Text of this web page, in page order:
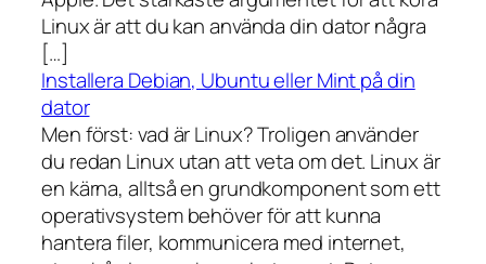
Linux är att du kan använda din dator några
[…]
Installera Debian, Ubuntu eller Mint på din
dator
Men först: vad är Linux? Troligen använder
du redan Linux utan att veta om det. Linux är
en kärna, alltså en grundkomponent som ett
operativsystem behöver för att kunna
hantera filer, kommunicera med internet,